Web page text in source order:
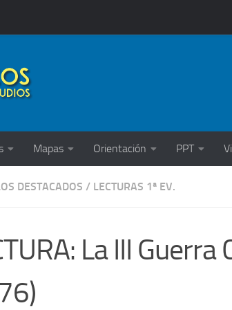
Mapas Orientación PPT
DESTACADOS / LECTURAS 1ª EV.
La III